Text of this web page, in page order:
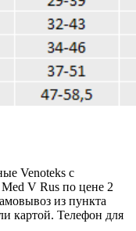
Venoteks с
V Rus по цене 2
из пункта
картой. Телефон для